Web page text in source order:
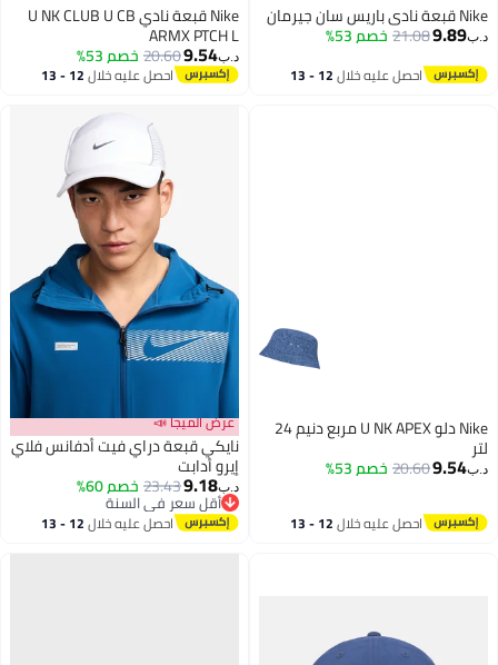
Nike قبعة نادي باريس سان جيرمان
د.ب‏9.89
21.08خصم 53%
احصل عليه خلال 12 - 13
Nike قبعة نادي U NK CLUB U CB
ARMX PTCH L
د.ب‏9.54
20.60خصم 53%
احصل عليه خلال 12 - 13
Nike دلو U NK APEX مربع دنيم 24
لتر
د.ب‏9.54
20.60خصم 53%
احصل عليه خلال 12 - 13
2
عرض الميجا 📣
نايكي قبعة دراي فيت أدفانس فلاي
إيرو أدابت
د.ب‏9.18
23.43خصم 60%
أقل سعر في السنة
أقل سعر في السنة
احصل عليه خلال 12 - 13